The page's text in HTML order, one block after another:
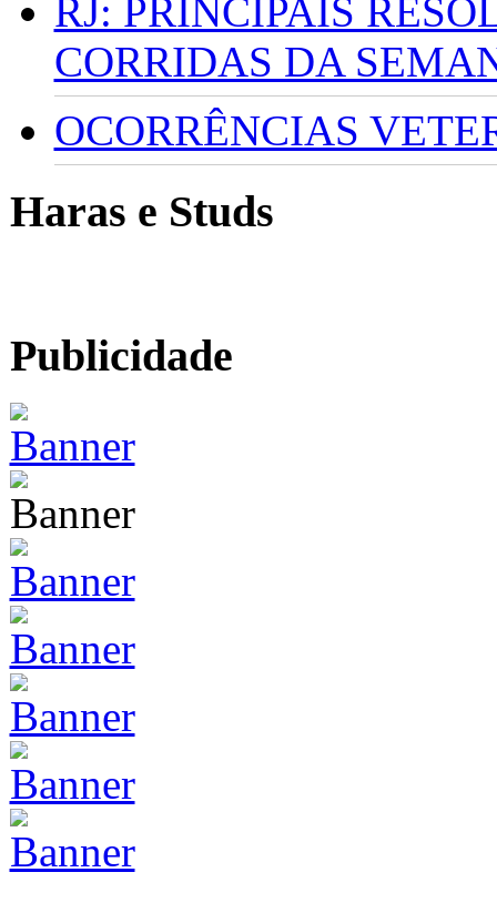
RJ: PRINCIPAIS
CORRIDAS DA
OCORRÊNCIAS
Haras e Studs
Publicidade